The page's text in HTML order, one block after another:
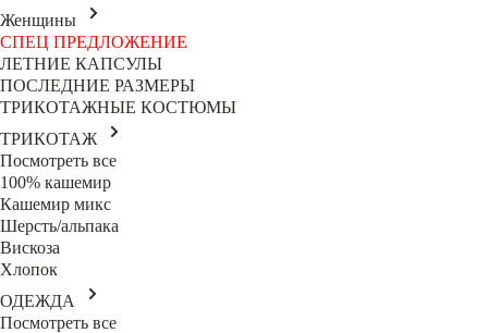
Женщины
СПЕЦ ПРЕДЛОЖЕНИЕ
ЛЕТНИЕ КАПСУЛЫ
ПОСЛЕДНИЕ РАЗМЕРЫ
ТРИКОТАЖНЫЕ КОСТЮМЫ
ТРИКОТАЖ
Посмотреть все
100% кашемир
Кашемир микс
Шерсть/альпака
Вискоза
Хлопок
ОДЕЖДА
Посмотреть все